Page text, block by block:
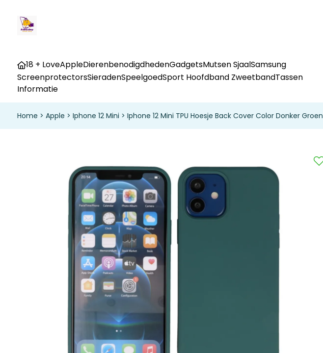
18 + LoveAppleDierenbenodigdhedenGadgetsMutsen SjaalSamsung
ScreenprotectorsSieradenSpeelgoedSport Hoofdband ZweetbandTassen
Informatie
Home > Apple > Iphone 12 Mini > Iphone 12 Mini TPU Hoesje Back Cover Color Donker Groen